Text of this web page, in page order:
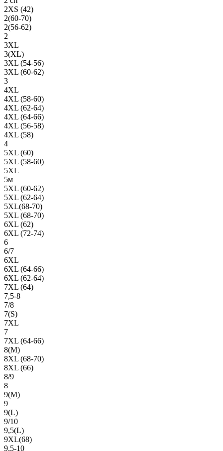
2XS (42)
2(60-70)
2(56-62)
2
3XL
3(XL)
3XL (54-56)
3XL (60-62)
3
4XL
4XL (58-60)
4XL (62-64)
4XL (64-66)
4XL (56-58)
4XL (58)
4
5XL (60)
5XL (58-60)
5XL
5м
5XL (60-62)
5XL (62-64)
5XL(68-70)
5XL (68-70)
6XL (62)
6XL (72-74)
6
6/7
6XL
6XL (64-66)
6XL (62-64)
7XL (64)
7,5-8
7/8
7(S)
7XL
7
7XL (64-66)
8(М)
8XL (68-70)
8XL (66)
8/9
8
9(М)
9
9(L)
9/10
9,5(L)
9XL(68)
9,5-10